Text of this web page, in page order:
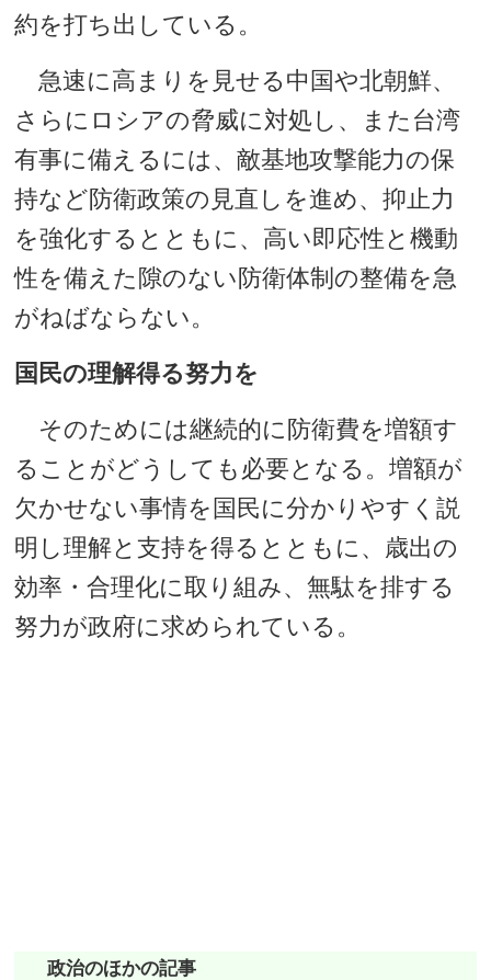
約を打ち出している。
急速に高まりを見せる中国や北朝鮮、
さらにロシアの脅威に対処し、また台湾
有事に備えるには、敵基地攻撃能力の保
持など防衛政策の見直しを進め、抑止力
を強化するとともに、高い即応性と機動
性を備えた隙のない防衛体制の整備を急
がねばならない。
国民の理解得る努力を
そのためには継続的に防衛費を増額す
ることがどうしても必要となる。増額が
欠かせない事情を国民に分かりやすく説
明し理解と支持を得るとともに、歳出の
効率・合理化に取り組み、無駄を排する
努力が政府に求められている。
政治のほかの記事